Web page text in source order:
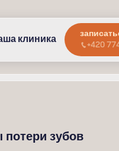
клиника
+420
зубов